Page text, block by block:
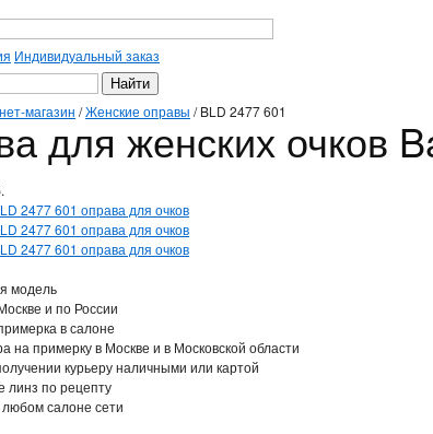
Индивидуальный заказ
магазин /Женские оправы /BLD 2477 601
для женских очков
модель
и по России
в салоне
на примерку в Москве и в Московской области
курьеру наличными или картой
линз по рецепту
салоне сети